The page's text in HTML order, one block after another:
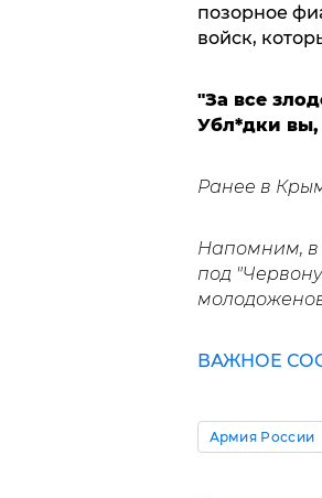
позорное
войск,
"За все
Убл*дки вы,
Ранее в
Напомним, в
под
ВАЖНОЕ
Армия России